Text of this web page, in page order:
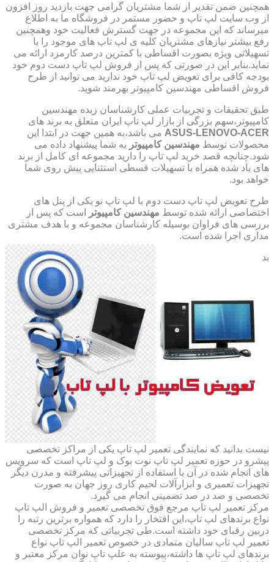
همچنین ضمن تقدیر از شما مشتریان گرامی جهت بازدید روز افزون
از وب سایت لپ تاپ و حضور مستمر در فروشگاه ما به اطلاع
میرساند که این مجموعه در جهت گسترش فعالیت خود وهمچنین
رفع بیشتر نیازهای مشتریان کلیه ی لپ تاپ های موجود را با
تسهیلاتی ویژه بصورت اقساطی با کمترین درصد کارمزد ارائه می
نماید.بنابر این در صورتی که پس از فروش لپ تاپ دست دوم خود
بودجه کافی برای تعویض لپ تاپ خود ندارید می توانید از طرح
فروش اقساطی مهندسین کامپیوتر بهرمند شوید.
طبق تحقیقات و تجربیات عملی کارشناسان زبده مهندسین
کامپیوتر،سهم بزرگی از بازار لپ تاپ ایران متعلق به برند های
ASUS-LENOVO-ACER می باشد،به همین جهت در ابتدا این
محصولات توسط مهندسین کامپیوتر به شما پیشنهاد داده می
شود.چنانچه قصد خرید لپ تاپ را دارید مجموعه ای کامل از برند
های یاد شده همراه با تسهیلات قسطی استثنایی پیش روی شما
خواهد بود.
طرح تعویض لپ تاپ دست دوم با لپ تاپ نو یکی از پنل های
اختصاصی ارائه شده توسط مهندسین کامپیوتر
است که پس از
بررسی های فراوان بوسیله کارشناسان مجموعه و با هدف مشتری
مداری اجرا شده است.
بد
نیست بدانید که نمایندگی تعمیر لپ تاپ یکی از مراکز تخصصی
پیشرو در حوزه تعمیر لپ تاپ نوت بوک و لپ تاپ است که سرویس
های انجام شده در آن با استفاده از تجهیزاتی پیشرفته و مدرن دیگر
تجهیزات تعمیری و ابزارآلات لحیم کاری روز جهان به صورت
تخصصی و صد در صد تضمینی انجام می گیرد.
مرکز تعمیر لپ تاپ مرجع فوق تخصصی تعمیر و فروش الپ تاپ
نواع برندهای لپ تاپ،این افتخار را دارد که همواره برترین رتبه را
دربین رقبای خود داشته است.طی تجربیاتی که مرکز تخصصی
تعمیر لپ تاپ سالیان متمادی در خصوص تعمیر الپ تاپ نواع
برندهای لپ تاپ ها داشته،پیوسته به علپ تاپ نوان مرکز معتبر و